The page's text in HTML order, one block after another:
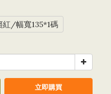
紅/幅寬135*1碼
立即購買